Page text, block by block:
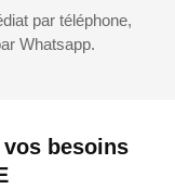
besoins
par téléphone,
Whatsapp.